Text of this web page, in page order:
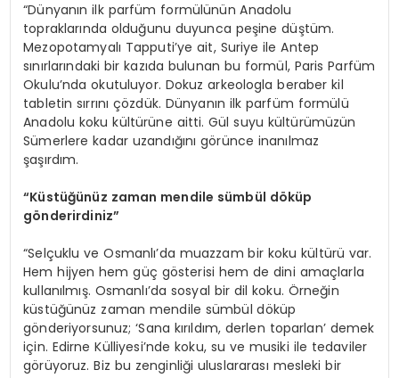
“Dünyanın ilk parfüm formülünün Anadolu
topraklarında olduğunu duyunca peşine düştüm.
Mezopotamyalı Tapputi’ye ait, Suriye ile Antep
sınırlarındaki bir kazıda bulunan bu formül, Paris Parfüm
Okulu’nda okutuluyor. Dokuz arkeologla beraber kil
tabletin sırrını çözdük. Dünyanın ilk parfüm formülü
Anadolu koku kültürüne aitti. Gül suyu kültürümüzün
Sümerlere kadar uzandığını görünce inanılmaz
şaşırdım.
“Küstüğünüz zaman mendile sümbül döküp
gönderirdiniz”
“Selçuklu ve Osmanlı’da muazzam bir koku kültürü var.
Hem hijyen hem güç gösterisi hem de dini amaçlarla
kullanılmış. Osmanlı’da sosyal bir dil koku. Örneğin
küstüğünüz zaman mendile sümbül döküp
gönderiyorsunuz; ‘Sana kırıldım, derlen toparlan’ demek
için. Edirne Külliyesi’nde koku, su ve musiki ile tedaviler
görüyoruz. Biz bu zenginliği uluslararası mesleki bir